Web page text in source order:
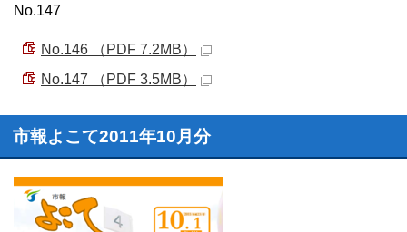
No.147
No.146 （PDF 7.2MB）
No.147 （PDF 3.5MB）
市報よこて2011年10月分